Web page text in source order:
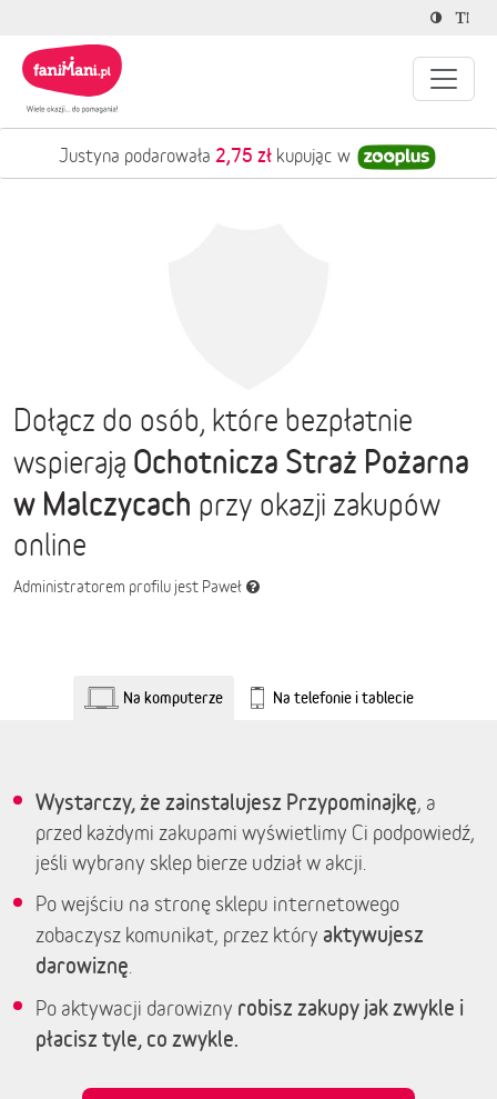
Justyna podarowała 2,75 zł kupując w
Dołącz do osób, które bezpłatnie
wspierają Ochotnicza Straż Pożarna
w Malczycach przy okazji zakupów
online
Administratorem profilu jest Paweł
Na komputerze Na telefonie i tablecie
Wystarczy, że zainstalujesz Przypominajkę, a
przed każdymi zakupami wyświetlimy Ci podpowiedź,
jeśli wybrany sklep bierze udział w akcji.
Po wejściu na stronę sklepu internetowego
zobaczysz komunikat, przez który aktywujesz
darowiznę
Po aktywacji darowizny robisz zakupy jak zwykle i
płacisz tyle, co zwykle.